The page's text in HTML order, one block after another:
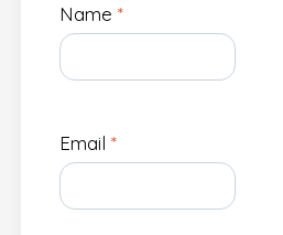
Name *
Email *